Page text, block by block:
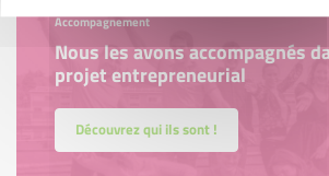
Accompagnement
Nous les avons accompagnés
projet entrepreneurial
Découvrez qui ils sont !